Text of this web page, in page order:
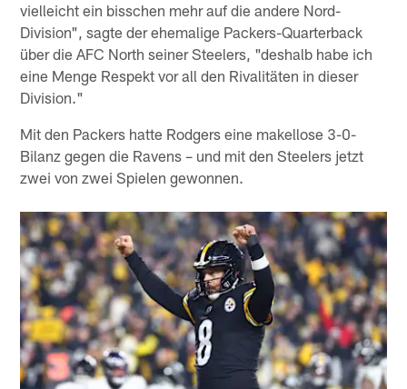
vielleicht ein bisschen mehr auf die andere Nord-
Division", sagte der ehemalige Packers-Quarterback
über die AFC North seiner Steelers, "deshalb habe ich
eine Menge Respekt vor all den Rivalitäten in dieser
Division."
Mit den Packers hatte Rodgers eine makellose 3-0-
Bilanz gegen die Ravens – und mit den Steelers jetzt
zwei von zwei Spielen gewonnen.